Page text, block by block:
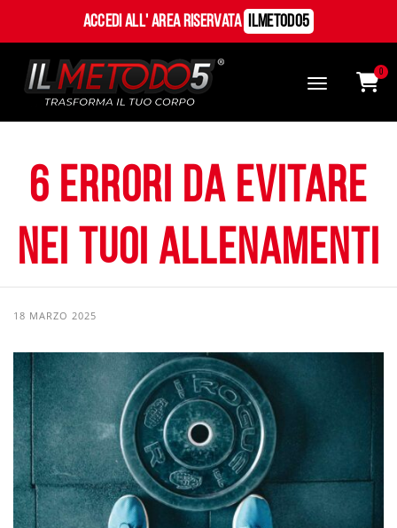
Accedi all' Area Riservata ILMetodo5
0
6 errori da evitare
nei tuoi allenamenti
18 MARZO 2025